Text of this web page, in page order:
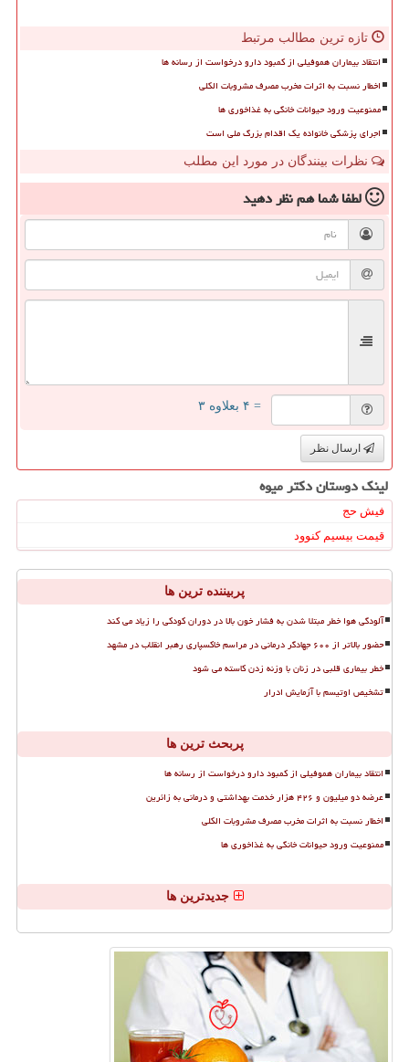
تازه ترین مطالب مرتبط
انتقاد بیماران هموفیلی از کمبود دارو درخواست از رسانه ها
اخطار نسبت به اثرات مخرب مصرف مشروبات الکلی
ممنوعیت ورود حیوانات خانگی به غذاخوری ها
اجرای پزشکی خانواده یک اقدام بزرگ ملی است
نظرات بینندگان در مورد این مطلب
لطفا شما همنظر دهید
= ۴ بعلاوه ۳
ارسال نظر
لینک دوستان دكتر میوه
فیش حج
قیمت بیسیم کنوود
پربیننده ترین ها
آلودگی هوا خطر مبتلا شدن به فشار خون بالا در دوران کودکی را زیاد می کند
حضور بالاتر از ۶۰۰ جهادگر درمانی در مراسم خاکسپاری رهبر انقلاب در مشهد
خطر بیماری قلبی در زنان با وزنه زدن کاسته می شود
تشخیص اوتیسم با آزمایش ادرار
پربحث ترین ها
انتقاد بیماران هموفیلی از کمبود دارو درخواست از رسانه ها
عرضه دو میلیون و ۴۲۶ هزار خدمت بهداشتی و درمانی به زائرین
اخطار نسبت به اثرات مخرب مصرف مشروبات الکلی
ممنوعیت ورود حیوانات خانگی به غذاخوری ها
جدیدترین ها